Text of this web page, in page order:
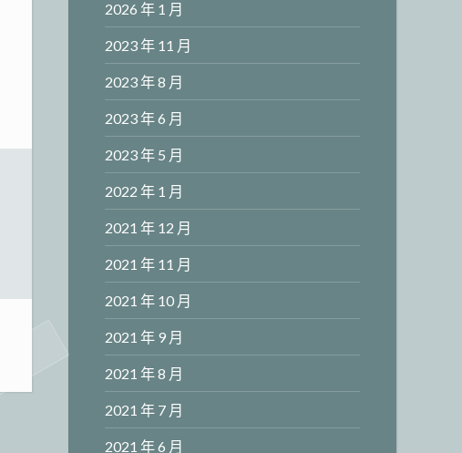
2026 年 1 月
2023 年 11 月
2023 年 8 月
2023 年 6 月
2023 年 5 月
2022 年 1 月
2021 年 12 月
2021 年 11 月
2021 年 10 月
2021 年 9 月
2021 年 8 月
2021 年 7 月
2021 年 6 月